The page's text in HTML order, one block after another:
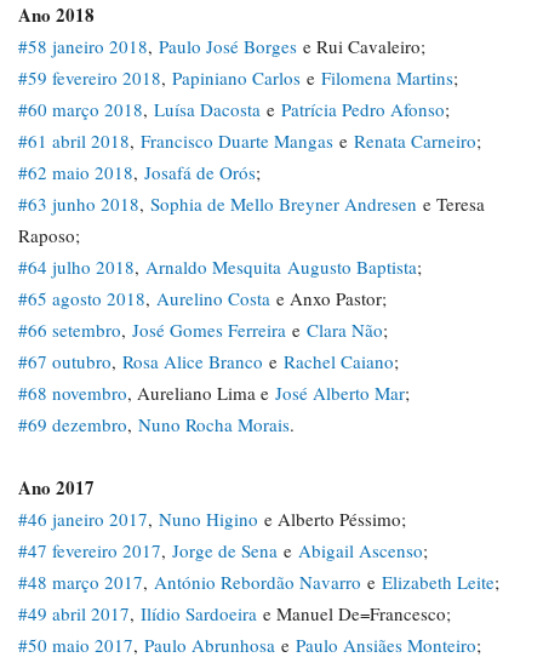
Ano 2018
#58 janeiro 2018, Paulo José Borges e Rui Cavaleiro;
#59 fevereiro 2018, Papiniano Carlos e Filomena Martins;
#60 março 2018, Luísa Dacosta e Patrícia Pedro Afonso;
#61 abril 2018, Francisco Duarte Mangas e Renata Carneiro;
#62 maio 2018, Josafá de Orós;
#63 junho 2018, Sophia de Mello Breyner Andresen e Teresa
Raposo;
#64 julho 2018, Arnaldo Mesquita Augusto Baptista;
#65 agosto 2018, Aurelino Costa e Anxo Pastor;
#66 setembro, José Gomes Ferreira e Clara Não;
#67 outubro, Rosa Alice Branco e Rachel Caiano;
#68 novembro, Aureliano Lima e José Alberto Mar;
#69 dezembro, Nuno Rocha Morais.
Ano 2017
#46 janeiro 2017, Nuno Higino e Alberto Péssimo;
#47 fevereiro 2017, Jorge de Sena e Abigail Ascenso;
#48 março 2017, António Rebordão Navarro e Elizabeth Leite;
#49 abril 2017, Ilídio Sardoeira e Manuel De=Francesco;
#50 maio 2017, Paulo Abrunhosa e Paulo Ansiães Monteiro;